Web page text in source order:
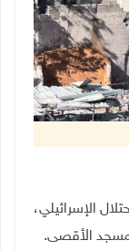
الاحتلال الإسرائيلي،
الأقصى.